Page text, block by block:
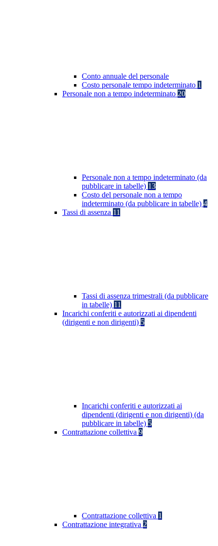
Conto annuale del personale
Costo personale tempo indeterminato 1
Personale non a tempo indeterminato 20
Personale non a tempo indeterminato (da
pubblicare in tabelle) 13
Costo del personale non a tempo
indeterminato (da pubblicare in tabelle) 4
Tassi di assenza 11
Tassi di assenza trimestrali (da pubblicare
in tabelle) 11
Incarichi conferiti e autorizzati ai dipendenti
(dirigenti e non dirigenti) 5
Incarichi conferiti e autorizzati ai
dipendenti (dirigenti e non dirigenti) (da
pubblicare in tabelle) 5
Contrattazione collettiva 9
Contrattazione collettiva 1
Contrattazione integrativa 2